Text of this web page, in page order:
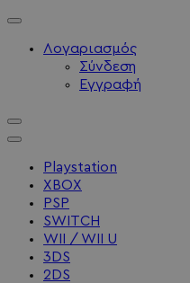
Λογαριασμός
Σύνδεση
Εγγραφή
Playstation
XBOX
PSP
SWITCH
WII / WII U
3DS
2DS